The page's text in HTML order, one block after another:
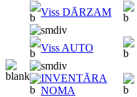
Viss DĀRZAM
Viss AUTO
INVENTĀRA
NOMA